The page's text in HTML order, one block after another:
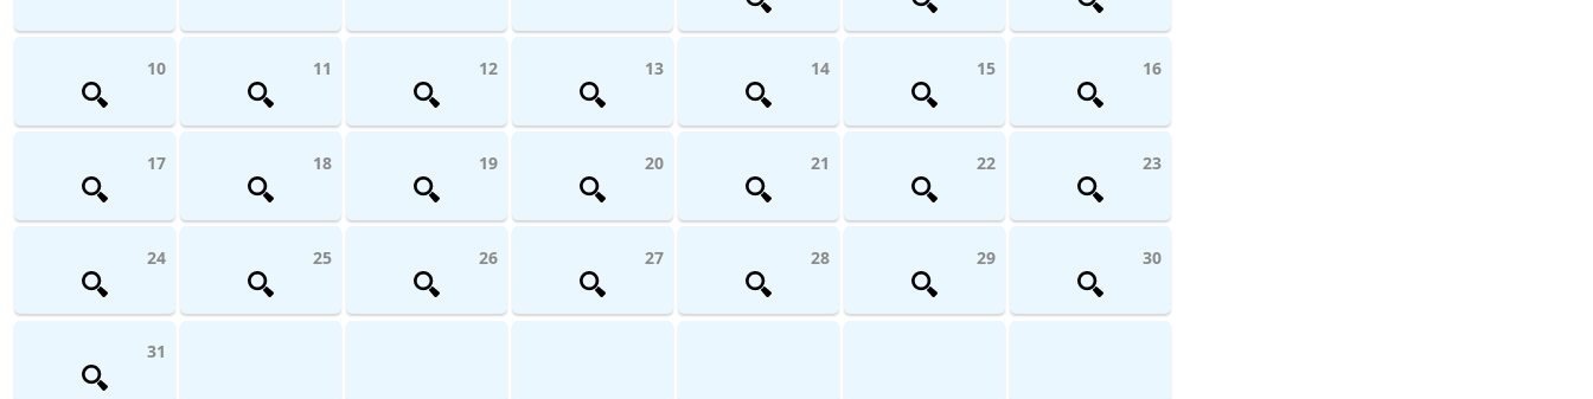
10 11 12 13 14 15 16
17 18 19 20 21 22 23
24 25 26 27 28 29 30
31